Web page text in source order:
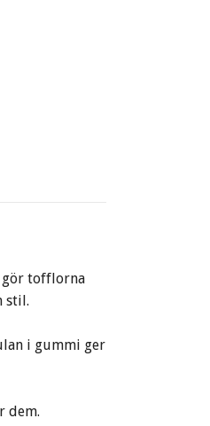
gör tofflorna
stil.
i gummi ger
dem.